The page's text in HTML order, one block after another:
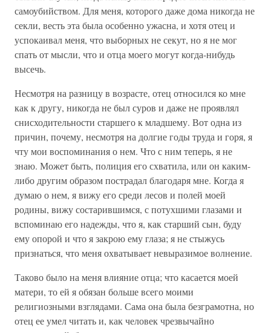
самоубийством. Для меня, которого даже дома никогда не
секли, весть эта была особенно ужасна, и хотя отец и
успокаивал меня, что выборных не секут, но я не мог
спать от мысли, что и отца моего могут когда-нибудь
высечь.
Несмотря на разницу в возрасте, отец относился ко мне
как к другу, никогда не был суров и даже не проявлял
снисходительности старшего к младшему. Вот одна из
причин, почему, несмотря на долгие годы труда и горя, я
чту мои воспоминания о нем. Что с ним теперь, я не
знаю. Может быть, полиция его схватила, или он каким-
либо другим образом пострадал благодаря мне. Когда я
думаю о нем, я вижу его среди лесов и полей моей
родины, вижу состарившимся, с потухшими глазами и
вспоминаю его надежды, что я, как старший сын, буду
ему опорой и что я закрою ему глаза; я не стыжусь
признаться, что меня охватывает невыразимое волнение.
Таково было на меня влияние отца; что касается моей
матери, то ей я обязан больше всего моими
религиозными взглядами. Сама она была безграмотна, но
отец ее умел читать и, как человек чрезвычайно